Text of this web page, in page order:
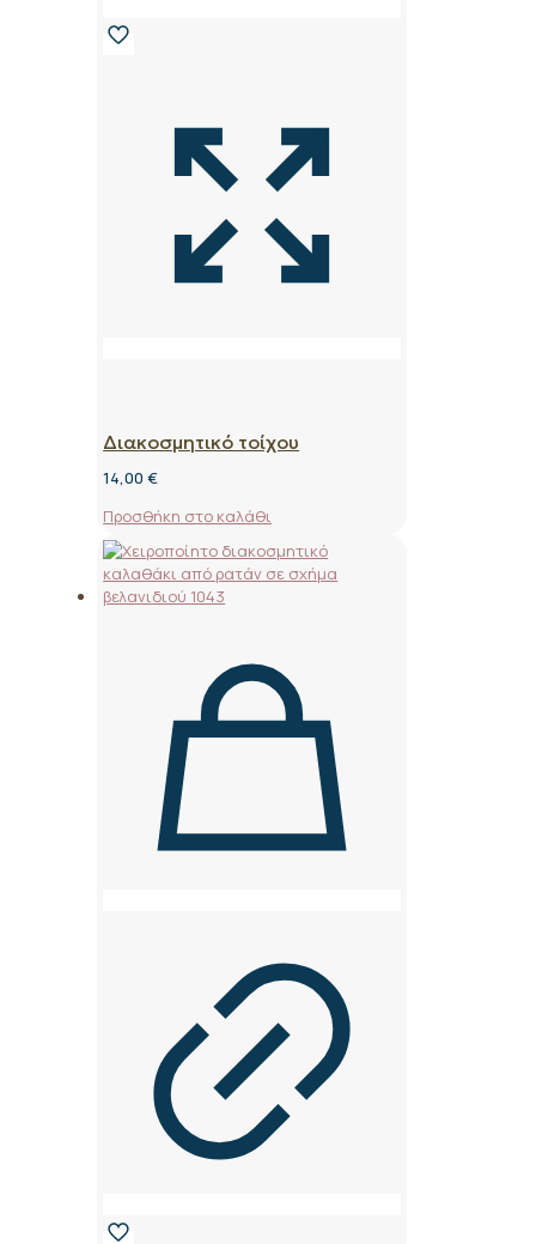
Διακοσμητικό τοίχου
14,00€
Προσθήκη στο καλάθι